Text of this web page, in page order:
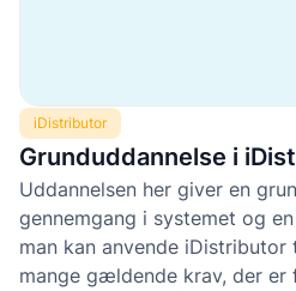
iDistributor
Grunduddannelse i
Uddannelsen her giver en
gennemgang i systemet og
man kan anvende
mange gældende krav, der er